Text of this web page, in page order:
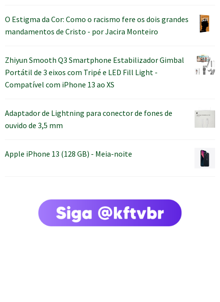
O Estigma da Cor: Como o racismo fere os dois grandes
mandamentos de Cristo - por Jacira Monteiro
Zhiyun Smooth Q3 Smartphone Estabilizador Gimbal
Portátil de 3 eixos com Tripé e LED Fill Light -
Compatível com iPhone 13 ao XS
Adaptador de Lightning para conector de fones de
ouvido de 3,5 mm
Apple iPhone 13 (128 GB) - Meia-noite